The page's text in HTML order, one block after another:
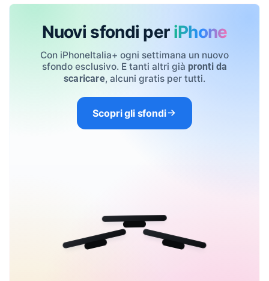
Nuovi sfondi per iPhone
Con iPhoneItalia+ ogni settimana un nuovo
sfondo esclusivo. E tanti altri già pronti da
scaricare, alcuni gratis per tutti.
Scopri gli sfondi